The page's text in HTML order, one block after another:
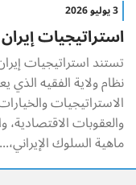
3 يوليو 2026
استراتيجيات
تستند استراتيجيات
نظام ولاية الفقيه
الاستراتيجيات
والعقوبات
ماهية السلوك الإيراني،...